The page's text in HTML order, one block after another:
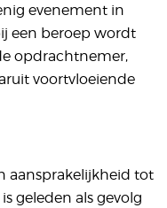
evenement in
een beroep wordt
opdrachtnemer,
voortvloeiende
aansprakelijkheid tot
geleden als gevolg